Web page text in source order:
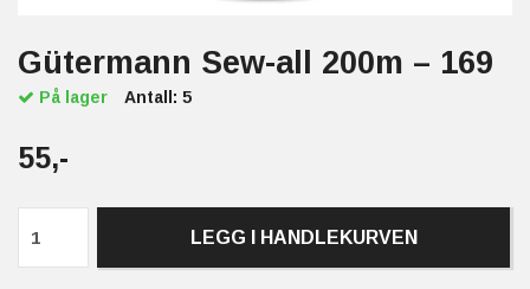
Gütermann Sew-all 200m – 169
På lager Antall: 5
55,-
LEGG I HANDLEKURVEN